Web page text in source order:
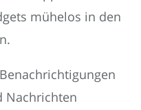
mühelos in den
Nachrichten